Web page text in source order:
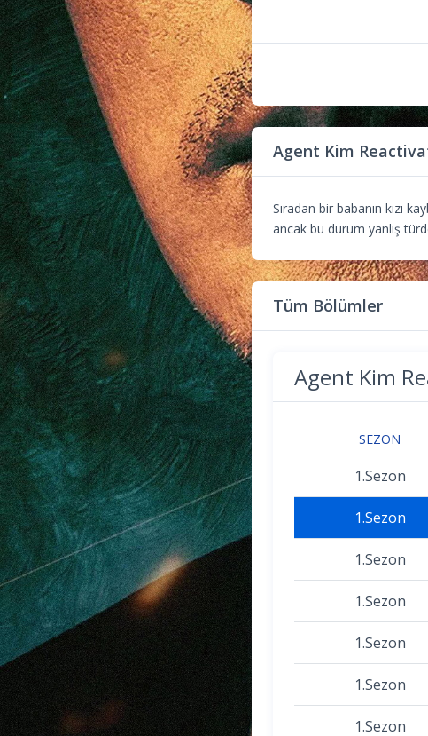
Agent Kim
Sıradan bir babanın kızı
ancak bu durum yanlış
Tüm Bölümler
Agent Kim
SEZON
1.Sezon
1.Sezon
1.Sezon
1.Sezon
1.Sezon
1.Sezon
1.Sezon